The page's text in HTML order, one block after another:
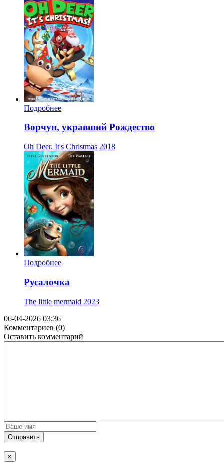
Подробнее
Ворчун, укравший Рождество
Oh Deer, It's Christmas 2018
Подробнее
Русалочка
The little mermaid 2023
06-04-2026 03:36
Комментариев (0)
Оставить комментарий
Отправить
×